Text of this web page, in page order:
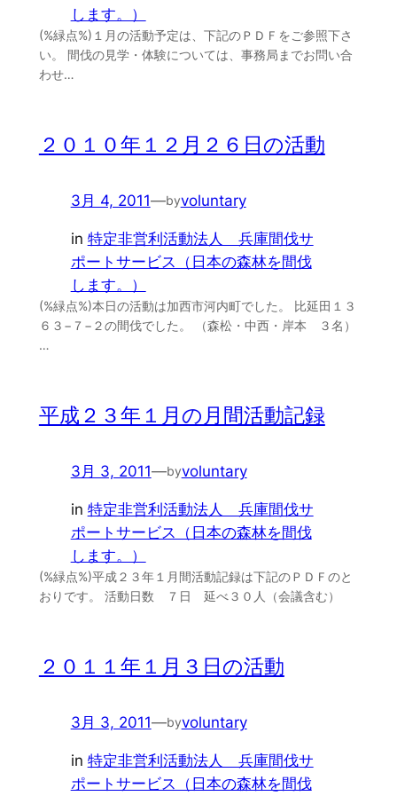
します。）
(%緑点%)１月の活動予定は、下記のＰＤＦをご参照下さ
い。 間伐の見学・体験については、事務局までお問い合
わせ…
２０１０年１２月２６日の活動
3月 4, 2011—byvoluntary
in 特定非営利活動法人 兵庫間伐サ
ポートサービス（日本の森林を間伐
します。）
(%緑点%)本日の活動は加西市河内町でした。 比延田１３
６３−７−２の間伐でした。 （森松・中西・岸本 ３名）
…
平成２３年１月の月間活動記録
3月 3, 2011—byvoluntary
in 特定非営利活動法人 兵庫間伐サ
ポートサービス（日本の森林を間伐
します。）
(%緑点%)平成２３年１月間活動記録は下記のＰＤＦのと
おりです。 活動日数 ７日 延べ３０人（会議含む）
２０１１年１月３日の活動
3月 3, 2011—byvoluntary
in 特定非営利活動法人 兵庫間伐サ
ポートサービス（日本の森林を間伐